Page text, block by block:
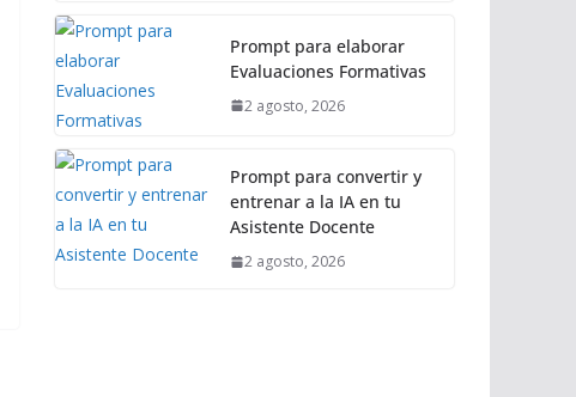
Prompt para elaborar
Evaluaciones Formativas
2 agosto, 2026
Prompt para convertir y
entrenar a la IA en tu
Asistente Docente
2 agosto, 2026